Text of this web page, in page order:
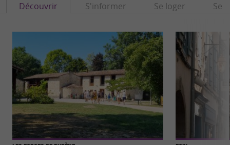
Découvrir S'informer Se loger Se